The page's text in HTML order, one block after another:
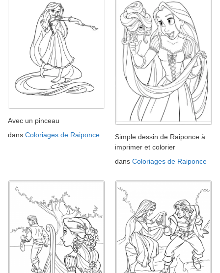
Avec un pinceau
dans Coloriages de Raiponce
Simple dessin de Raiponce à
imprimer et colorier
dans Coloriages de Raiponce